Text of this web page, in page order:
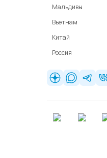
Мальдивы
Вьетнам
Китай
Россия